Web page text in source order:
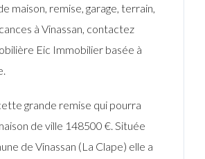
maison, remise, garage, terrain,
à Vinassan, contactez
Eic Immobilier basée à
grande remise qui pourra
de ville 148500 €. Située
de Vinassan (La Clape) elle a